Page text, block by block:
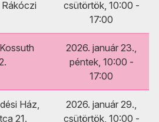
csütörtök, 10:00 -
17:00
2026. január 23.,
péntek, 10:00 -
17:00
Ház,
21.
2026. január 29.,
csütörtök, 10:00 -